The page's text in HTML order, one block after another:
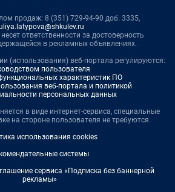
продаж: 8 (351) 729-94-90 доб. 3335,
ответственности за достоверность
в рекламных объявлениях.
(использования) веб-портала регулируются:
пользователя
характеристик ПО
веб-портала и политикой
персональных данных
в виде интернет-сервиса, специальные
на стороне пользователя не требуются
использования cookies
системы
сервиса «Подписка без баннерной
рекламы»